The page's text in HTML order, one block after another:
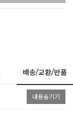
배송/교환/반품
내용숨기기